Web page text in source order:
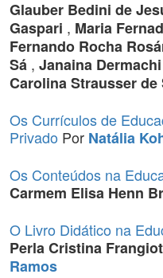
Glauber Bedini de
Gaspari , Maria
Fernando Rocha
Sá , Janaina
Carolina Strausser de
Os Currículos de
Privado Por Natália
Os Conteúdos na
Carmem Elisa Henn
O Livro Didático na
Perla Cristina
Ramos